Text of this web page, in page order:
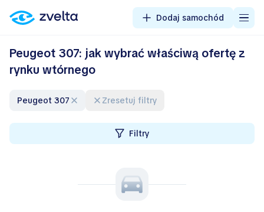
Dodaj samochód
Peugeot 307: jak wybrać właściwą ofertę z
rynku wtórnego
Peugeot 307 Zresetuj filtry
Filtry